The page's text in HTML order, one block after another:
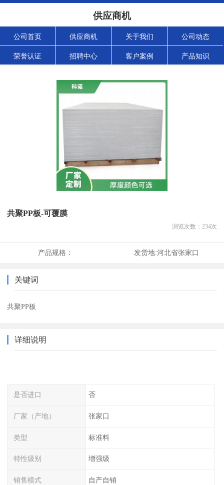
供应商机
公司首页 供应商机 关于我们 公司动态
荣誉认证 招聘中心 客户案例 产品知识
共聚PP板-可覆膜
浏览次数： 234次
产品规格： 发货地:河北省张家口
关键词
共聚PP板
详细说明
是否进口 否
厂家（产地） 张家口
类型 标准料
特性级别 增强级
销售模式 自产自销